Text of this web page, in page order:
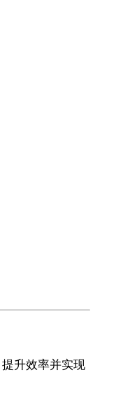
升效率并实现